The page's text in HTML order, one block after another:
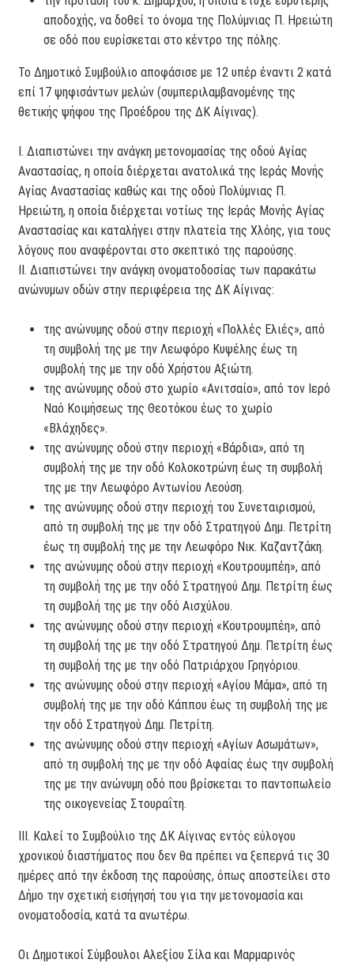
αποδοχής, να δοθεί το όνομα της Πολύμνιας Π. Ηρειώτη
σε οδό που ευρίσκεται στο κέντρο της πόλης.
Το Δημοτικό Συμβούλιο αποφάσισε με 12 υπέρ έναντι 2 κατά
επί 17 ψηφισάντων μελών (συμπεριλαμβανομένης της
θετικής ψήφου της Προέδρου της ΔΚ Αίγινας).
Ι. Διαπιστώνει την ανάγκη μετονομασίας της οδού Αγίας
Αναστασίας, η οποία διέρχεται ανατολικά της Ιεράς Μονής
Αγίας Αναστασίας καθώς και της οδού Πολύμνιας Π.
Ηρειώτη, η οποία διέρχεται νοτίως της Ιεράς Μονής Αγίας
Αναστασίας και καταλήγει στην πλατεία της Χλόης, για τους
λόγους που αναφέρονται στο σκεπτικό της παρούσης.
ΙΙ. Διαπιστώνει την ανάγκη ονοματοδοσίας των παρακάτω
ανώνυμων οδών στην περιφέρεια της ΔΚ Αίγινας:
της ανώνυμης οδού στην περιοχή «Πολλές Ελιές», από
τη συμβολή της με την Λεωφόρο Κυψέλης έως τη
συμβολή της με την οδό Χρήστου Αξιώτη.
της ανώνυμης οδού στο χωρίο «Ανιτσαίο», από τον Ιερό
Ναό Κοιμήσεως της Θεοτόκου έως το χωρίο
«Βλάχηδες».
της ανώνυμης οδού στην περιοχή «Βάρδια», από τη
συμβολή της με την οδό Κολοκοτρώνη έως τη συμβολή
της με την Λεωφόρο Αντωνίου Λεούση.
της ανώνυμης οδού στην περιοχή του Συνεταιρισμού,
από τη συμβολή της με την οδό Στρατηγού Δημ. Πετρίτη
έως τη συμβολή της με την Λεωφόρο Νικ. Καζαντζάκη.
της ανώνυμης οδού στην περιοχή «Κουτρουμπέη», από
τη συμβολή της με την οδό Στρατηγού Δημ. Πετρίτη έως
τη συμβολή της με την οδό Αισχύλου.
της ανώνυμης οδού στην περιοχή «Κουτρουμπέη», από
τη συμβολή της με την οδό Στρατηγού Δημ. Πετρίτη έως
τη συμβολή της με την οδό Πατριάρχου Γρηγόριου.
της ανώνυμης οδού στην περιοχή «Αγίου Μάμα», από τη
συμβολή της με την οδό Κάππου έως τη συμβολή της με
την οδό Στρατηγού Δημ. Πετρίτη.
της ανώνυμης οδού στην περιοχή «Αγίων Ασωμάτων»,
από τη συμβολή της με την οδό Αφαίας έως την συμβολή
της με την ανώνυμη οδό που βρίσκεται το παντοπωλείο
της οικογενείας Στουραΐτη.
ΙΙΙ. Καλεί το Συμβούλιο της ΔΚ Αίγινας εντός εύλογου
χρονικού διαστήματος που δεν θα πρέπει να ξεπερνά τις 30
ημέρες από την έκδοση της παρούσης, όπως αποστείλει στο
Δήμο την σχετική εισήγησή του για την μετονομασία και
ονοματοδοσία, κατά τα ανωτέρω.
Οι Δημοτικοί Σύμβουλοι Αλεξίου Σίλα και Μαρμαρινός